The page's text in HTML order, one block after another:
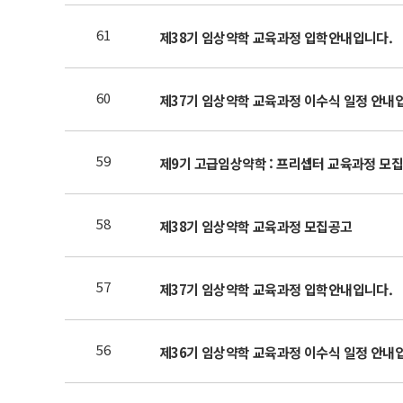
61 제38기 임상약학 교육과정 입학안내입니다.
60 제37기 임상약학 교육과정 이수식 일정 안내
59 제9기 고급임상약학 : 프리셉터 교육과정 모
58 제38기 임상약학 교육과정 모집공고
57 제37기 임상약학 교육과정 입학안내입니다.
56 제36기 임상약학 교육과정 이수식 일정 안내